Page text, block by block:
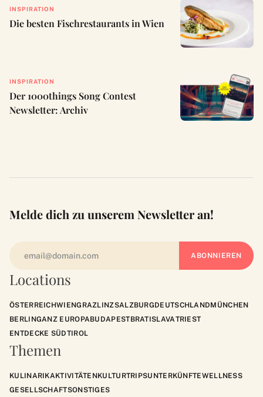
INSPIRATION
Die besten Fischrestaurants in Wien
INSPIRATION
Der 1000things Song Contest
Newsletter: Archiv
Locations
ÖSTERREICHWIENGRAZLINZSALZBURGDEUTSCHLANDMÜNCHEN
BERLINGANZ EUROPABUDAPESTBRATISLAVATRIEST
ENTDECKE SÜDTIROL
Themen
KULINARIKAKTIVITÄTENKULTURTRIPSUNTERKÜNFTEWELLNESS
GESELLSCHAFTSONSTIGES
Melde dich zu unserem Newsletter an!